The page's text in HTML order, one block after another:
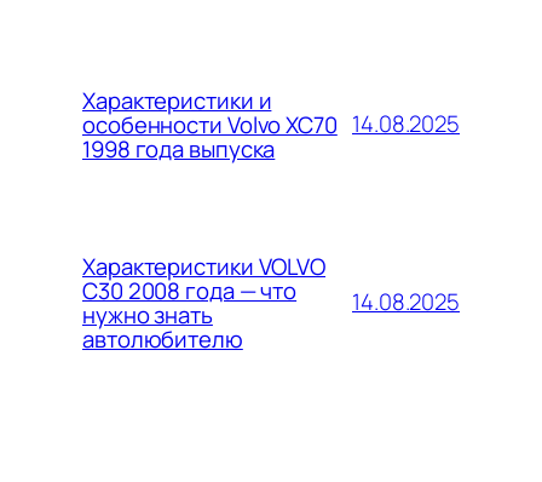
Характеристики и
особенности Volvo XC70
1998 года выпуска
14.08.2025
Характеристики VOLVO
C30 2008 года — что
нужно знать
автолюбителю
14.08.2025